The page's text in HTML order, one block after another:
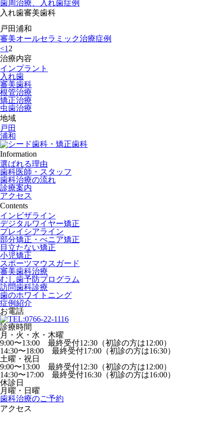
歯周治療、入れ歯症例
入れ歯審美歯科
戸田浦和
審美オールセラミック治療症例
<1 2
治療内容
インプラント
入れ歯
審美歯科
根管治療
矯正治療
虫歯治療
地域
戸田
浦和
Information
選ばれる理由
歯科医師・スタッフ
歯科治療の流れ
診療案内
アクセス
Contents
インビザライン
デジタルワイヤー矯正
プレイシアライン
部分矯正・べニア矯正
目立たない矯正
小児矯正
スポーツマウスガード
審美歯科治療
むし歯予防プログラム
訪問歯科診療
歯のホワイトニング
症例紹介
お電話
診療時間
月・火・水・木曜
9:00〜13:00 最終受付12:30（初診の方は12:00）
14:30〜18:00 最終受付17:00（初診の方は16:30）
土曜・祝日
9:00〜13:00 最終受付12:30（初診の方は12:00）
14:30〜17:00 最終受付16:30（初診の方は16:00）
休診日
月曜・日曜
歯科治療のご予約
アクセス